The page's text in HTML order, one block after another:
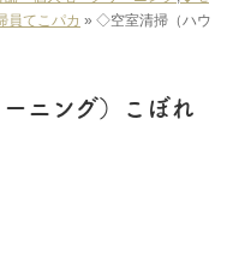
員てこパカ » ◇空室清掃（ハウ
ニング）こぼれ